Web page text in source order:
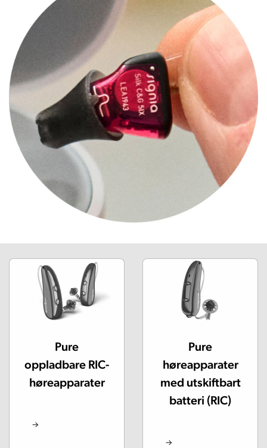
Pure
oppladbare RIC-
høreapparater
Pure
høreapparater
med utskiftbart
batteri (RIC)